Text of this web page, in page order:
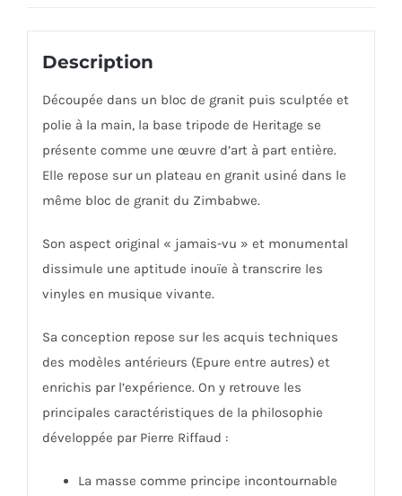
Description
Découpée dans un bloc de granit puis sculptée et
polie à la main, la base tripode de Heritage se
présente comme une œuvre d’art à part entière.
Elle repose sur un plateau en granit usiné dans le
même bloc de granit du Zimbabwe.
Son aspect original « jamais-vu » et monumental
dissimule une aptitude inouïe à transcrire les
vinyles en musique vivante.
Sa conception repose sur les acquis techniques
des modèles antérieurs (Epure entre autres) et
enrichis par l’expérience. On y retrouve les
principales caractéristiques de la philosophie
développée par Pierre Riffaud :
La masse comme principe incontournable